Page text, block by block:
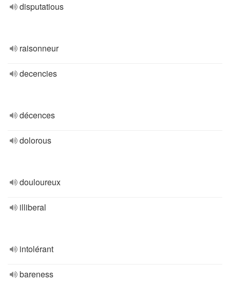
disputatious
raisonneur
decencies
décences
dolorous
douloureux
illiberal
intolérant
bareness